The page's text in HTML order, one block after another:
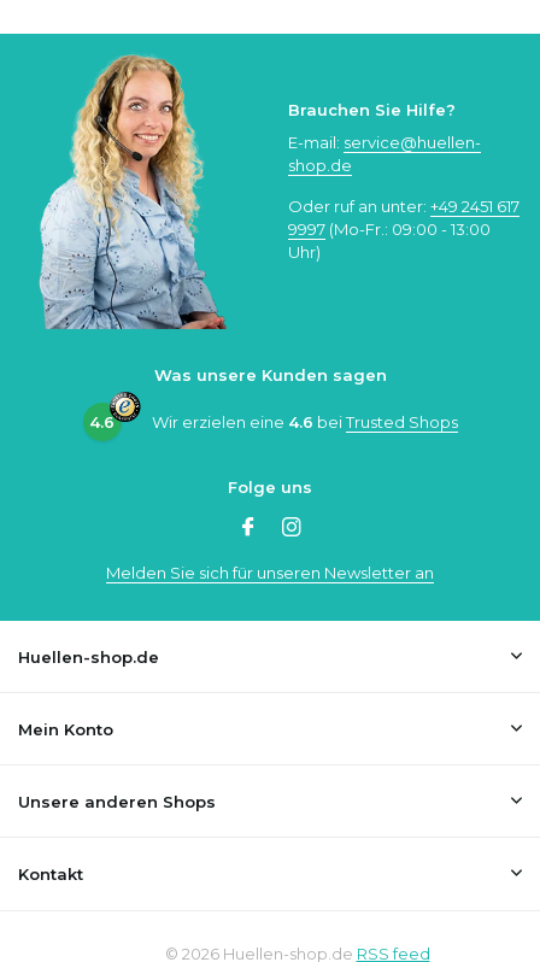
Brauchen Sie Hilfe?
E-mail: service@huellen-
shop.de
Oder ruf an unter: +49 2451 617
9997 (Mo-Fr.: 09:00 - 13:00
Uhr)
Was unsere Kunden sagen
4.6 Wir erzielen eine 4.6 beiTrusted Shops
Folge uns
Melden Sie sich für unseren Newsletter an
Huellen-shop.de
Mein Konto
Unsere anderen Shops
Kontakt
© 2026 Huellen-shop.de RSS feed